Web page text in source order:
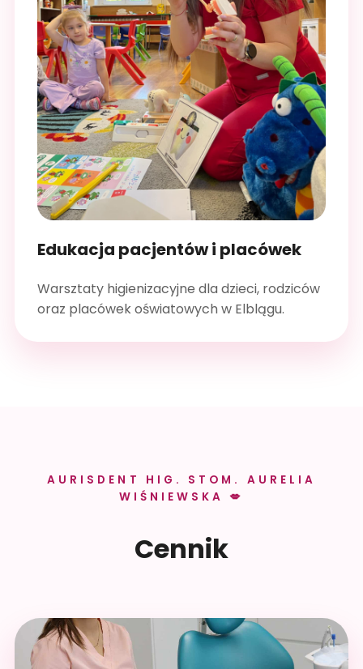
Edukacja pacjentów i placówek
Warsztaty higienizacyjne dla dzieci, rodziców
oraz placówek oświatowych w Elblągu.
AURISDENT HIG. STOM. AURELIA
WIŚNIEWSKA 💋
Cennik